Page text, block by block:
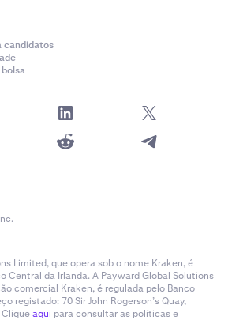
candidatos
Limited, que opera sob o nome Kraken, é
Central da Irlanda. A Payward Global Solutions
comercial Kraken, é regulada pelo Banco
registado: 70 Sir John Rogerson’s Quay,
Cliqueaqui para consultar as políticas e